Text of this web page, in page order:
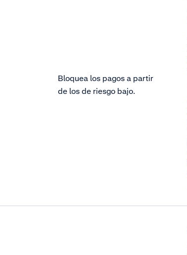
Bloquea los pagos a partir
de los de riesgo bajo.